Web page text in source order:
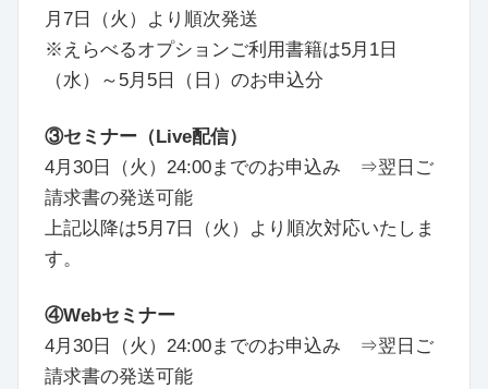
月7日（火）より順次発送
※えらべるオプションご利用書籍は5月1日
（水）～5月5日（日）のお申込分
③セミナー（Live配信）
4月30日（火）24:00までのお申込み ⇒翌日ご
請求書の発送可能
上記以降は5月7日（火）より順次対応いたしま
す。
④Webセミナー
4月30日（火）24:00までのお申込み ⇒翌日ご
請求書の発送可能